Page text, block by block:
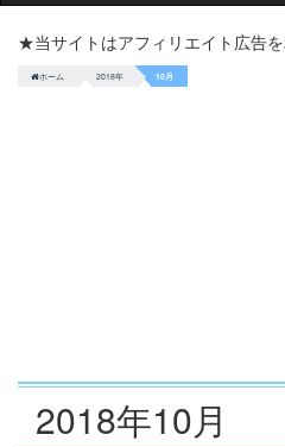
★当サイトはアフィリエイト広告
ホーム 2018年 10月
2018年10月